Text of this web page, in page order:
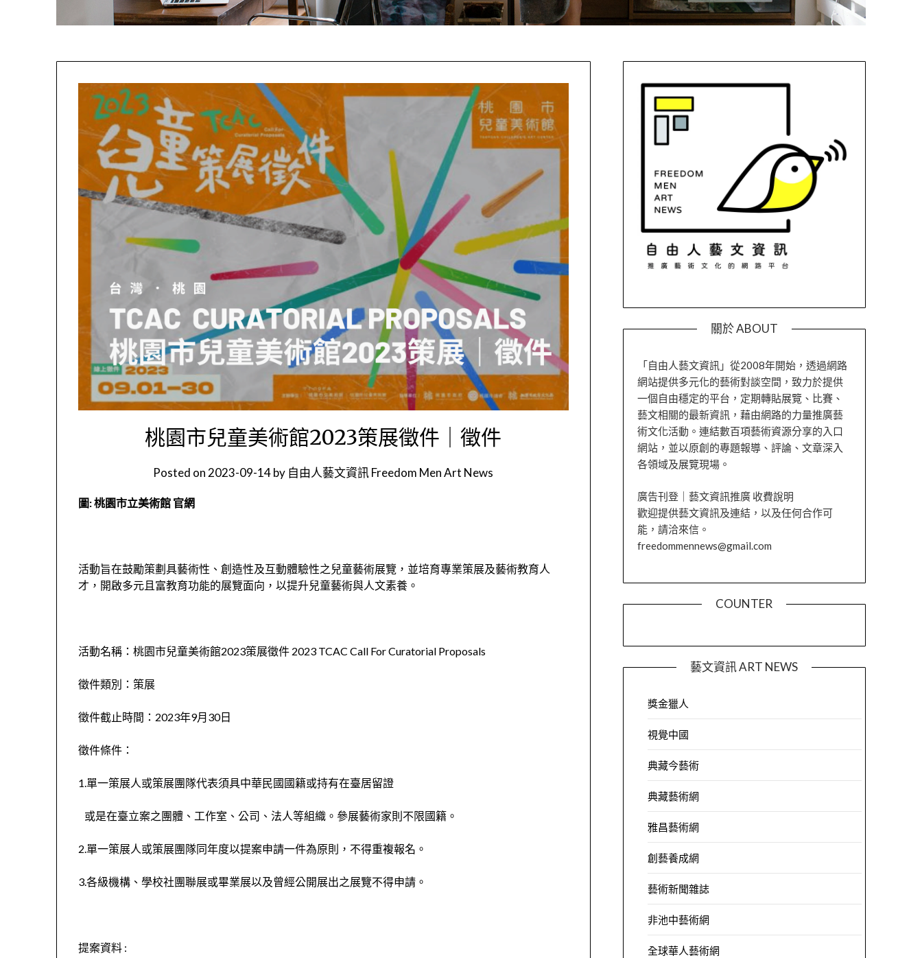
桃園市兒童美術館2023策展徵件｜徵件
Posted on 2023-09-14by 自由人藝文資訊 Freedom Men Art News
圖: 桃園市立美術館 官網
活動旨在鼓勵策劃具藝術性、創造性及互動體驗性之兒童藝術展覽，並培育專業策展及藝術教育人
才，開啟多元且富教育功能的展覽面向，以提升兒童藝術與人文素養。
活動名稱：桃園市兒童美術館2023策展徵件 2023 TCAC Call For Curatorial Proposals
徵件類別：策展
徵件截止時間：2023年9月30日
徵件條件：
1.單一策展人或策展團隊代表須具中華民國國籍或持有在臺居留證
或是在臺立案之團體、工作室、公司、法人等組織。參展藝術家則不限國籍。
2.單一策展人或策展團隊同年度以提案申請一件為原則，不得重複報名。
3.各級機構、學校社團聯展或畢業展以及曾經公開展出之展覽不得申請。
提案資料 :
關於 ABOUT
「自由人藝文資訊」從2008年開始，透過網路
網站提供多元化的藝術對談空間，致力於提供
一個自由穩定的平台，定期轉貼展覽、比賽、
藝文相關的最新資訊，藉由網路的力量推廣藝
術文化活動。連結數百項藝術資源分享的入口
網站，並以原創的專題報導、評論、文章深入
各領域及展覽現場。
廣告刊登｜藝文資訊推廣 收費說明
歡迎提供藝文資訊及連結，以及任何合作可
能，請洽來信。
freedommennews@gmail.com
COUNTER
藝文資訊 ART NEWS
獎金獵人
視覺中國
典藏今藝術
典藏藝術網
雅昌藝術網
創藝養成網
藝術新聞雜誌
非池中藝術網
全球華人藝術網